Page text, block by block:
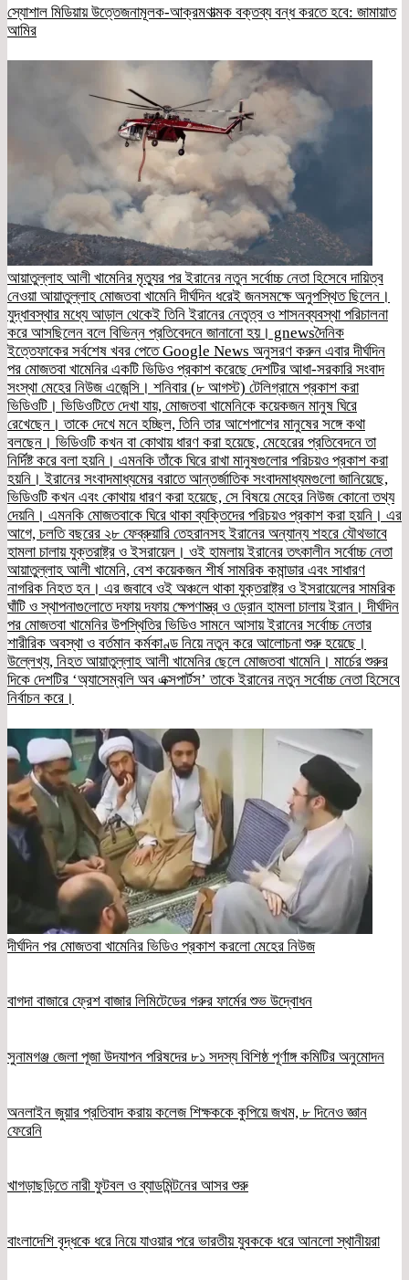
স্যোশাল মিডিয়ায় উত্তেজনামূলক-আক্রমণাত্মক বক্তব্য বন্ধ করতে হবে: জামায়াত
আমির
আয়াতুল্লাহ আলী খামেনির মৃত্যুর পর ইরানের নতুন সর্বোচ্চ নেতা হিসেবে দায়িত্ব
নেওয়া আয়াতুল্লাহ মোজতবা খামেনি দীর্ঘদিন ধরেই জনসমক্ষে অনুপস্থিত ছিলেন।
যুদ্ধাবস্থার মধ্যে আড়াল থেকেই তিনি ইরানের নেতৃত্ব ও শাসনব্যবস্থা পরিচালনা
করে আসছিলেন বলে বিভিন্ন প্রতিবেদনে জানানো হয়। gnewsদৈনিক
ইত্তেফাকের সর্বশেষ খবর পেতে Google News অনুসরণ করুন এবার দীর্ঘদিন
পর মোজতবা খামেনির একটি ভিডিও প্রকাশ করেছে দেশটির আধা-সরকারি সংবাদ
সংস্থা মেহের নিউজ এজেন্সি। শনিবার (৮ আগস্ট) টেলিগ্রামে প্রকাশ করা
ভিডিওটি। ভিডিওটিতে দেখা যায়, মোজতবা খামেনিকে কয়েকজন মানুষ ঘিরে
রেখেছেন। তাকে দেখে মনে হচ্ছিল, তিনি তার আশেপাশের মানুষের সঙ্গে কথা
বলছেন। ভিডিওটি কখন বা কোথায় ধারণ করা হয়েছে, মেহেরের প্রতিবেদনে তা
নির্দিষ্ট করে বলা হয়নি। এমনকি তাঁকে ঘিরে রাখা মানুষগুলোর পরিচয়ও প্রকাশ করা
হয়নি। ইরানের সংবাদমাধ্যমের বরাতে আন্তর্জাতিক সংবাদমাধ্যমগুলো জানিয়েছে,
ভিডিওটি কখন এবং কোথায় ধারণ করা হয়েছে, সে বিষয়ে মেহের নিউজ কোনো তথ্য
দেয়নি। এমনকি মোজতবাকে ঘিরে থাকা ব্যক্তিদের পরিচয়ও প্রকাশ করা হয়নি। এর
আগে, চলতি বছরের ২৮ ফেব্রুয়ারি তেহরানসহ ইরানের অন্যান্য শহরে যৌথভাবে
হামলা চালায় যুক্তরাষ্ট্র ও ইসরায়েল। ওই হামলায় ইরানের তৎকালীন সর্বোচ্চ নেতা
আয়াতুল্লাহ আলী খামেনি, বেশ কয়েকজন শীর্ষ সামরিক কমান্ডার এবং সাধারণ
নাগরিক নিহত হন। এর জবাবে ওই অঞ্চলে থাকা যুক্তরাষ্ট্র ও ইসরায়েলের সামরিক
ঘাঁটি ও স্থাপনাগুলোতে দফায় দফায় ক্ষেপণাস্ত্র ও ড্রোন হামলা চালায় ইরান। দীর্ঘদিন
পর মোজতবা খামেনির উপস্থিতির ভিডিও সামনে আসায় ইরানের সর্বোচ্চ নেতার
শারীরিক অবস্থা ও বর্তমান কর্মকাণ্ড নিয়ে নতুন করে আলোচনা শুরু হয়েছে।
উল্লেখ্য, নিহত আয়াতুল্লাহ আলী খামেনির ছেলে মোজতবা খামেনি। মার্চের শুরুর
দিকে দেশটির ‘অ্যাসেম্বলি অব এক্সপার্টস’ তাকে ইরানের নতুন সর্বোচ্চ নেতা হিসেবে
নির্বাচন করে।
দীর্ঘদিন পর মোজতবা খামেনির ভিডিও প্রকাশ করলো মেহের নিউজ
বাগদা বাজারে ফ্রেশ বাজার লিমিটেডের গরুর ফার্মের শুভ উদ্বোধন
সুনামগঞ্জ জেলা পূজা উদযাপন পরিষদের ৮১ সদস্য বিশিষ্ঠ পূর্ণাঙ্গ কমিটির অনুমোদন
অনলাইন জুয়ার প্রতিবাদ করায় কলেজ শিক্ষককে কুপিয়ে জখম, ৮ দিনেও জ্ঞান
ফেরেনি
খাগড়াছড়িতে নারী ফুটবল ও ব্যাডমিন্টনের আসর শুরু
বাংলাদেশি বৃদ্ধকে ধরে নিয়ে যাওয়ার পরে ভারতীয় যুবককে ধরে আনলো স্থানীয়রা